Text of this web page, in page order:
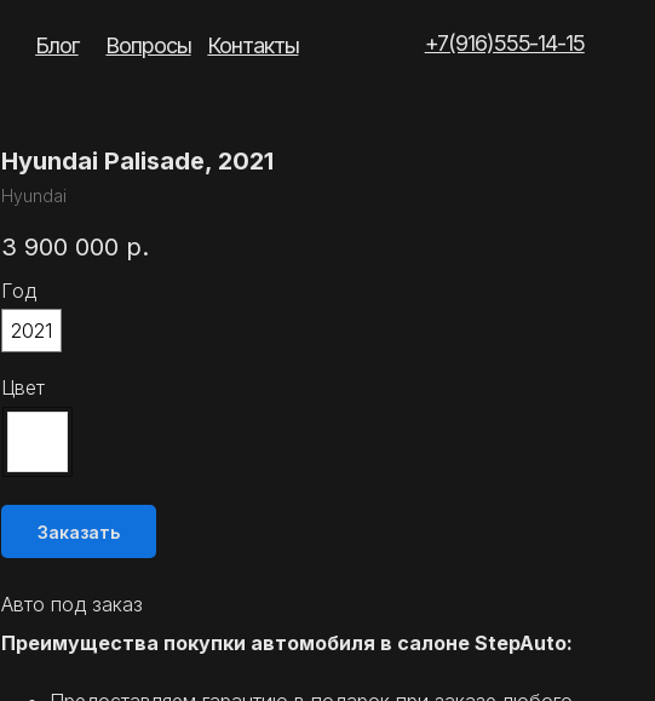
+7(916)555-14-15
Контакты
Вопросы
Hyundai Palisade, 2021
Hyundai
3 900 000 р.
Год
2021
Цвет
Заказать
Авто под заказ
Преимущества покупки автомобиля в салоне StepAuto: